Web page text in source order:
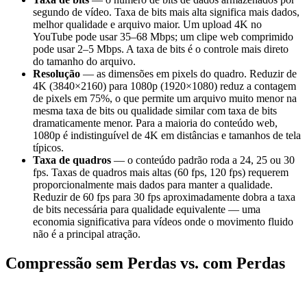
segundo de vídeo. Taxa de bits mais alta significa mais dados,
melhor qualidade e arquivo maior. Um upload 4K no
YouTube pode usar 35–68 Mbps; um clipe web comprimido
pode usar 2–5 Mbps. A taxa de bits é o controle mais direto
do tamanho do arquivo.
Resolução — as dimensões em pixels do quadro. Reduzir de
4K (3840×2160) para 1080p (1920×1080) reduz a contagem
de pixels em 75%, o que permite um arquivo muito menor na
mesma taxa de bits ou qualidade similar com taxa de bits
dramaticamente menor. Para a maioria do conteúdo web,
1080p é indistinguível de 4K em distâncias e tamanhos de tela
típicos.
Taxa de quadros — o conteúdo padrão roda a 24, 25 ou 30
fps. Taxas de quadros mais altas (60 fps, 120 fps) requerem
proporcionalmente mais dados para manter a qualidade.
Reduzir de 60 fps para 30 fps aproximadamente dobra a taxa
de bits necessária para qualidade equivalente — uma
economia significativa para vídeos onde o movimento fluido
não é a principal atração.
Compressão sem Perdas vs. com Perdas